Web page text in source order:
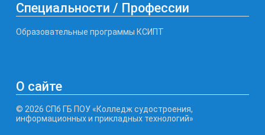
Специальности / Профессии
Образовательные программы КСИПТ
О сайте
© 2026 СПб ГБ ПОУ «Колледж судостроения,
информационных и прикладных технологий»